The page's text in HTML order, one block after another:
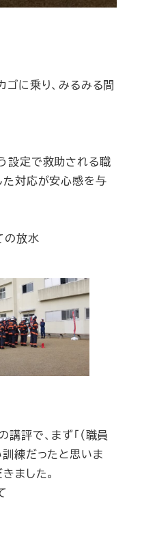
に乗り、みるみる間
設定で救助される職
た対応が安心感を与
の放水
評で、まず「（職員
練だったと思いま
ました。